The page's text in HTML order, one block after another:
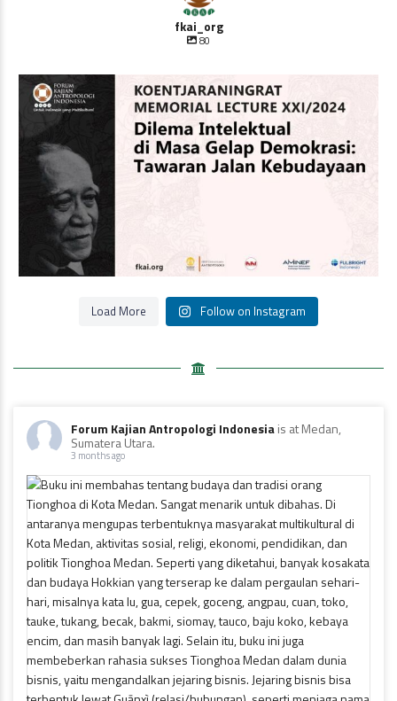
fkai_org
80
Oleh Prof Dr. Sulistyowati Irianto
Saat ini ...
Load More Follow on Instagram
Forum Kajian Antropologi Indonesiais at Medan,
Sumatera Utara.
3 months ago